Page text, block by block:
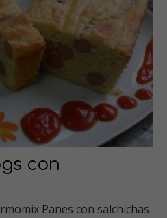
con
Panes con salchichas